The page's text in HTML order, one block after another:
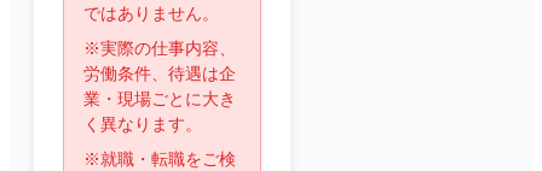
ではありません。
※実際の仕事内容、
労働条件、待遇は企
業・現場ごとに大き
く異なります。
※就職・転職をご検